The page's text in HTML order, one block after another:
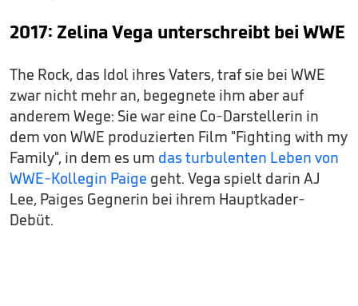
2017: Zelina Vega unterschreibt bei WWE
The Rock, das Idol ihres Vaters, traf sie bei WWE
zwar nicht mehr an, begegnete ihm aber auf
anderem Wege: Sie war eine Co-Darstellerin in
dem von WWE produzierten Film "Fighting with my
Family", in dem es um das turbulenten Leben von
WWE-Kollegin Paige geht. Vega spielt darin AJ
Lee, Paiges Gegnerin bei ihrem Hauptkader-
Debüt.